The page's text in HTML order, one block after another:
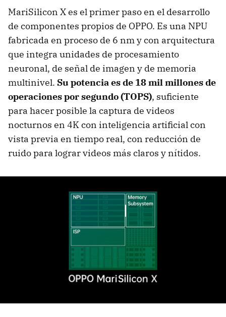
MariSilicon X es el primer paso en el desarrollo
de componentes propios de OPPO. Es una NPU
fabricada en proceso de 6 nm y con arquitectura
que integra unidades de procesamiento
neuronal, de señal de imagen y de memoria
multinivel. Su potencia es de 18 mil millones de
operaciones por segundo (TOPS), suficiente
para hacer posible la captura de videos
nocturnos en 4K con inteligencia artificial con
vista previa en tiempo real, con reducción de
ruido para lograr videos más claros y nítidos.